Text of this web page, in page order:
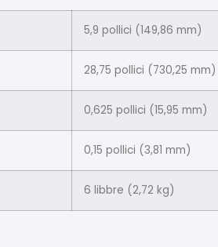
5,9 pollici (149,86 mm)
28,75 pollici (730,25 mm)
0,625 pollici (15,95 mm)
0,15 pollici (3,81 mm)
6 libbre (2,72 kg)